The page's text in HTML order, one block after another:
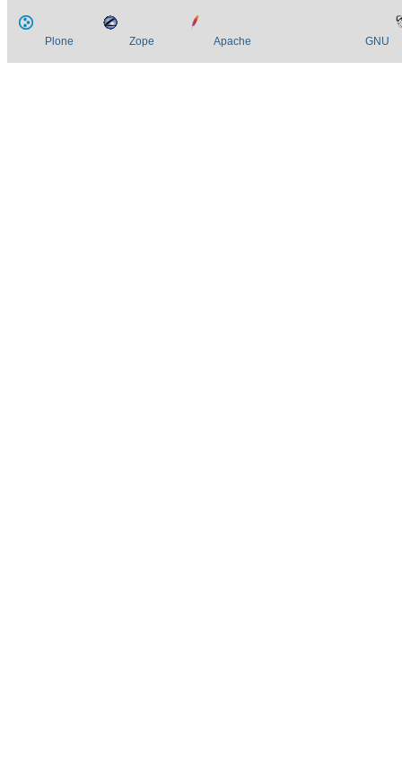
Plone Zope Apache GNU